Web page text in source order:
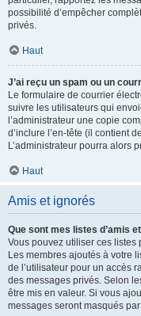
possibilité d’empêcher
privés.
Haut
J’ai reçu un spam ou un
Le formulaire de courrier
suivre les utilisateurs qui
l’administrateur une copie
d’inclure l’en-tête (il contient
L’administrateur pourra alors
Haut
Amis et ignorés
Que sont mes listes d’amis
Vous pouvez utiliser ces
Les membres ajoutés à votre
de l’utilisateur pour un accès
des messages privés. Selon
être mis en valeur. Si vous
messages seront masqués